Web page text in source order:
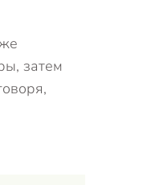
затем